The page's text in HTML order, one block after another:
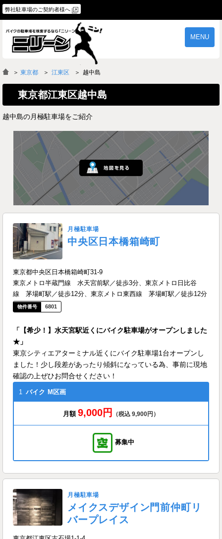
弊社駐車場のご契約者様へ
MENU
物件一覧
よくあるご質問
＞ 東京都 江東区 越中島
東京都江東区越中島
越中島の月極駐車場をご紹介
月極駐車場
中央区日本橋箱崎町
東京都中央区日本橋箱崎町31-9
東京メトロ半蔵門線 水天宮前駅／徒歩3分、東京メトロ日比谷
線 茅場町駅／徒歩12分、東京メトロ東西線 茅場町駅／徒歩12分
6801
「【希少！】水天宮駅近くにバイク駐車場がオープンしました
★」
東京シティエアターミナル近くにバイク駐車場1台オープンし
ました！少し段差があったり傾斜になっている為、事前に現地
確認の上ぜひお問合せください！
1 バイク M区画
月額 9,000円 （税込 9,900円）
募集中
月極駐車場
メイクスデザイン門前仲町リ
バープレイス